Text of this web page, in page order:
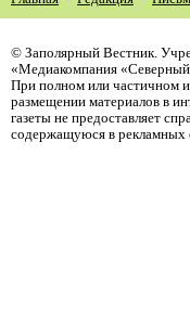
© Заполярный Вестник.
«Медиакомпания
При полном или частичном
размещении материалов в
газеты не предоставляет
содержащуюся в рекламных